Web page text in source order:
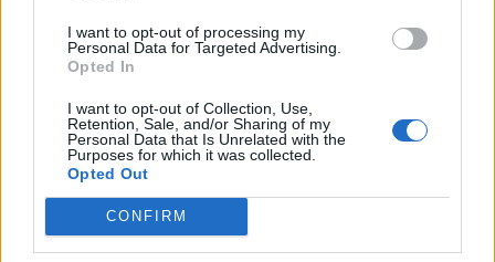
I want to opt-out of processing my
Personal Data for Targeted Advertising.
Opted In
I want to opt-out of Collection, Use,
Retention, Sale, and/or Sharing of my
Personal Data that Is Unrelated with the
Purposes for which it was collected.
Opted Out
CONFIRM
2026. augusztus 06., csütörtök
Bolojan szerint négy éve a
közlekedési minisztériumnál van
egy projekt, ami a Duna
vízhozamának növelését segítené